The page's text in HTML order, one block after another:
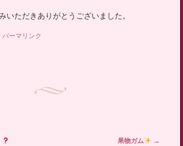
いただきありがとうございました。
パーマリンク
果物ガム →